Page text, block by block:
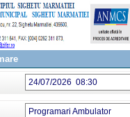
24/07/2026 08:30
Programari Ambulator